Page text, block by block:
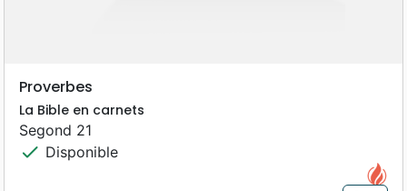
Proverbes
La Bible en carnets
Segond 21
check Disponible